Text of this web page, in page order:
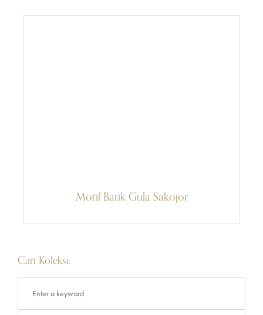
Motif Batik Gula Sakojor
Cari Koleksi: